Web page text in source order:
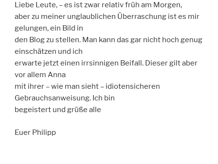
Liebe Leute, – es ist zwar relativ früh am Morgen,
aber zu meiner unglaublichen Überraschung ist es mir
gelungen, ein Bild in
den Blog zu stellen. Man kann das gar nicht hoch genug
einschätzen und ich
erwarte jetzt einen irrsinnigen Beifall. Dieser gilt aber
vor allem Anna
mit ihrer – wie man sieht – idiotensicheren
Gebrauchsanweisung. Ich bin
begeistert und grüße alle
Euer Philipp